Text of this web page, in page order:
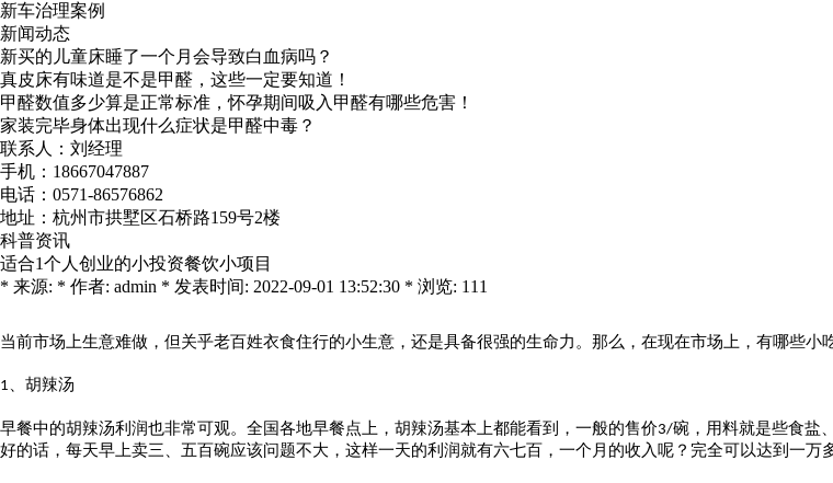
新车治理案例
新闻动态
新买的儿童床睡了一个月会导致白血病吗？
真皮床有味道是不是甲醛，这些一定要知道！
甲醛数值多少算是正常标准，怀孕期间吸入甲醛有哪些危害！
家装完毕身体出现什么症状是甲醛中毒？
联系人：刘经理
手机：18667047887
电话：0571-86576862
地址：杭州市拱墅区石桥路159号2楼
科普资讯
适合1个人创业的小投资餐饮小项目
* 来源: * 作者: admin * 发表时间: 2022-09-01 13:52:30 * 浏览: 111
当前市场上生意难做，但关乎老百姓衣食住行的小生意，还是具备很强的生命力。那么，在现在市场上，有哪些小
1 、胡辣汤
早餐中的胡辣汤利润也非常可观。全国各地早餐点上，胡辣汤基本上都能看到，一般的售价3/碗，用料就是些食盐
好的话，每天早上卖三、五百碗应该问题不大，这样一天的利润就有六七百，一个月的收入呢？完全可以达到一万多